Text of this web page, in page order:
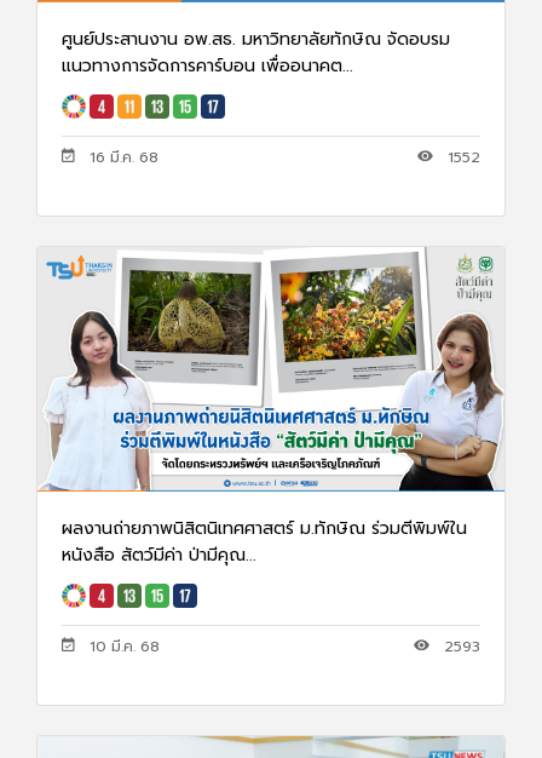
ศูนย์ประสานงาน อพ.สธ. มหาวิทยาลัยทักษิณ จัดอบรม
แนวทางการจัดการคาร์บอน เพื่ออนาคต...
16 มี.ค. 68 1552
ผลงานถ่ายภาพนิสิตนิเทศศาสตร์ ม.ทักษิณ ร่วมตีพิมพ์ใน
หนังสือ สัตว์มีค่า ป่ามีคุณ...
10 มี.ค. 68 2593